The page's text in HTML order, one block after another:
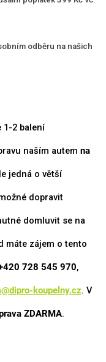
odběru na našich
1-2 balení
naším autem na
jedná o větší
dopravit
domluvit se na
máte zájem o tento
728 545 970,
koupelny.cz. V
ZDARMA.